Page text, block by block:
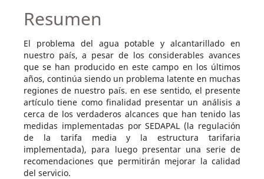
Resumen
El problema del agua potable y alcantarillado en
nuestro país, a pesar de los considerables avances
que se han producido en este campo en los últimos
años, continúa siendo un problema latente en muchas
regiones de nuestro país. en ese sentido, el presente
artículo tiene como finalidad presentar un análisis a
cerca de los verdaderos alcances que han tenido las
medidas implementadas por SEDAPAL (la regulación
de la tarifa media y la estructura tarifaria
implementada), para luego presentar una serie de
recomendaciones que permitirán mejorar la calidad
del servicio.